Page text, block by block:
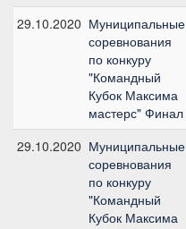
29.10.2020 Муниципальные
соревнования
по конкуру
"Командный
Кубок Максима
мастерс" Финал
29.10.2020 Муниципальные
соревнования
по конкуру
"Командный
Кубок Максима